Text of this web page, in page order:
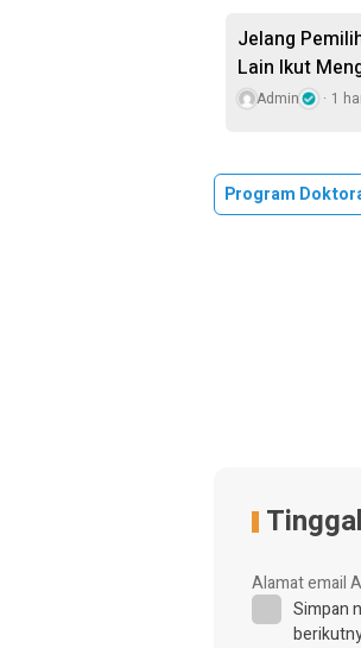
Jelang
Lain Ikut
Admin 1
Program
Alamat email
Simpan